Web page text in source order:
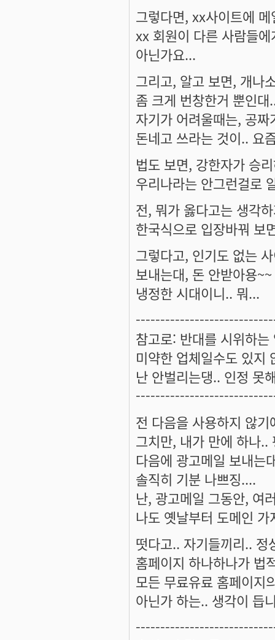
그렇다면, xx사이트에
xx 회원이 다른 사람들
아닌가요...
그리고, 알고 보면, 개나
좀 크게 번창한거 뿐인
자기가 어려울때는, 공
돈네고 쓰라는 것이.. 요
법도 보면, 강한자가 승
우리나라는 안그런걸로
전, 뭐가 옳다고는 생각
한국식으로 입장바꿔 보
그렇다고, 인기도 없는
보내는대, 돈 안받아용
냉정한 시대이니.. 뭐...
참고로: 반대를 시위하
미약한 업체일수도 있지
난 안벌리는댕.. 인정 못
전 다음을 사용하지 않
그치만, 내가 만에 하나..
다음에 광고메일 보내는
솔직히 기분 나쁘징....
난, 광고메일 그동안, 여
나도 옛날부터 도메인
떳다고.. 자기들끼리.. 정
홈페이지 하나하나가 법
모든 무료유료 홈페이지
아닌가 하는.. 생각이 듭